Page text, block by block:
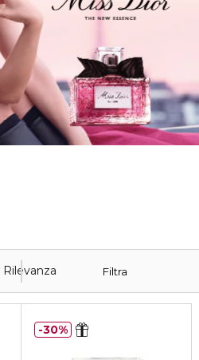
Filtra
Rilevanza
30%